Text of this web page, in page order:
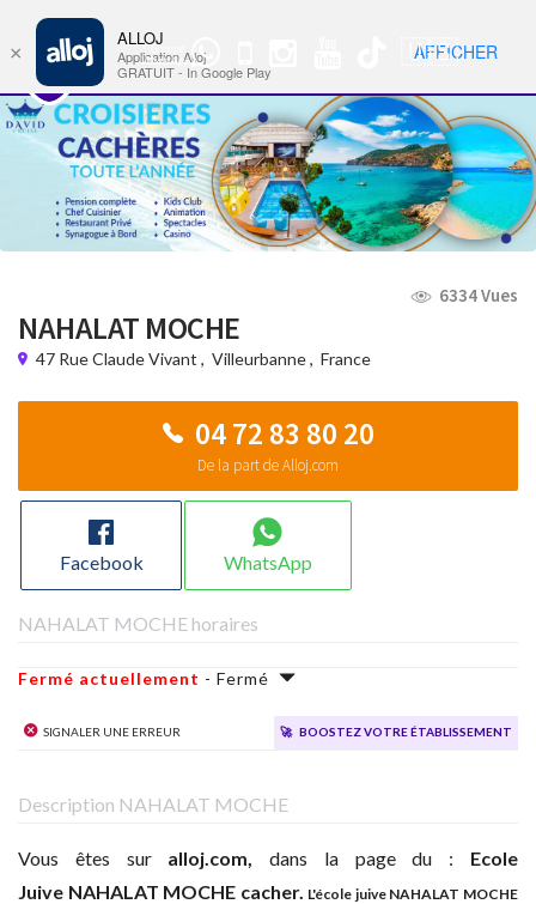
Groupe
WhatsApp
🇺🇸 Nav
6334 Vues
NAHALAT MOCHE
47 Rue Claude Vivant , Villeurbanne, France
04 72 83 80 20
De la part de Alloj.com
Facebook WhatsApp
NAHALAT MOCHE horaires
Fermé actuellement - Fermé
Signaler une erreur 🚀 Boostez votre établissement
Description NAHALAT MOCHE
Vous êtes sur alloj.com,dans la page du : Ecole
Juive NAHALAT MOCHE cacher. L'école juive NAHALAT MOCHE
×
ALLOJ
Application Alloj
GRATUIT - In Google Play
AFFICHER